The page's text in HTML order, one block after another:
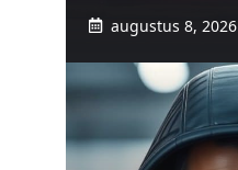
augustus 8, 2026